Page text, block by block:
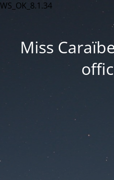
WS_OK_8.1.34
Miss